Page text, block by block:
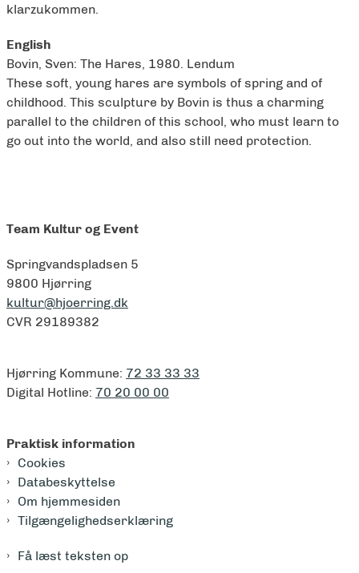
klarzukommen.
English
Bovin, Sven: The Hares, 1980. Lendum
These soft, young hares are symbols of spring and of
childhood. This sculpture by Bovin is thus a charming
parallel to the children of this school, who must learn to
go out into the world, and also still need protection.
Team Kultur og Event
Springvandspladsen 5
9800 Hjørring
kultur@hjoerring.dk
CVR 29189382
Hjørring Kommune: 72 33 33 33
Digital Hotline: 70 20 00 00
Praktisk information
Cookies
Databeskyttelse
Om hjemmesiden
Tilgængelighedserklæring
Få læst teksten op